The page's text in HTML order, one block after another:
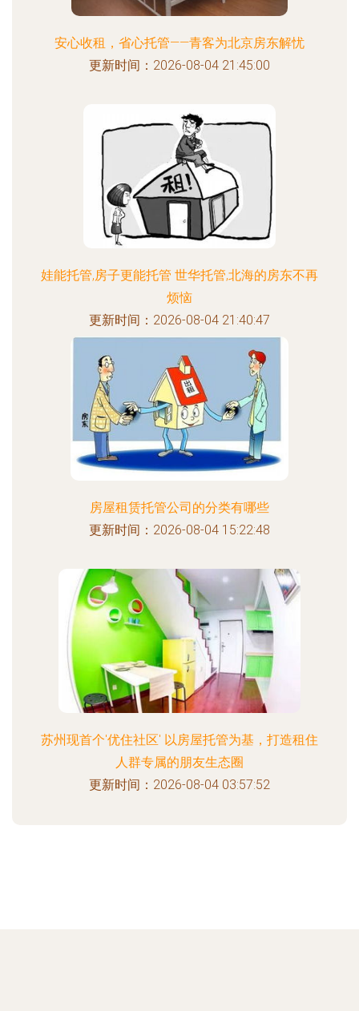
安心收租，省心托管——青客为北京房东解忧
更新时间：2026-08-04 21:45:00
娃能托管,房子更能托管 世华托管,北海的房东不再
烦恼
更新时间：2026-08-04 21:40:47
房屋租赁托管公司的分类有哪些
更新时间：2026-08-04 15:22:48
苏州现首个'优住社区' 以房屋托管为基，打造租住
人群专属的朋友生态圈
更新时间：2026-08-04 03:57:52